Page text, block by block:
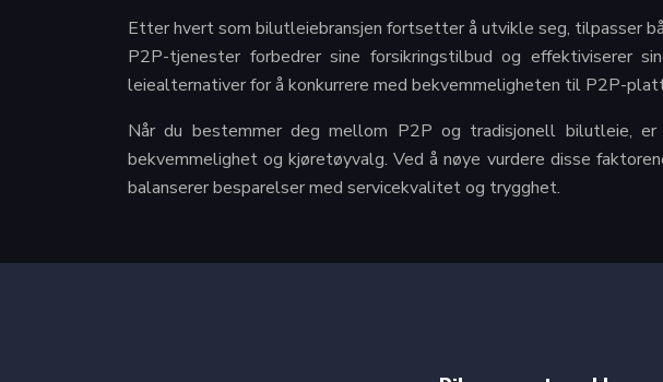
Etter hvert som bilutleiebransjen fortsetter å utvikle seg, tilpasser
P2P-tjenester forbedrer sine forsikringstilbud og effektiviserer
leiealternativer for å konkurrere med bekvemmeligheten til P2P-
Når du bestemmer deg mellom P2P og tradisjonell bilutleie,
bekvemmelighet og kjøretøyvalg. Ved å nøye vurdere disse
balanserer besparelser med servicekvalitet og trygghet.